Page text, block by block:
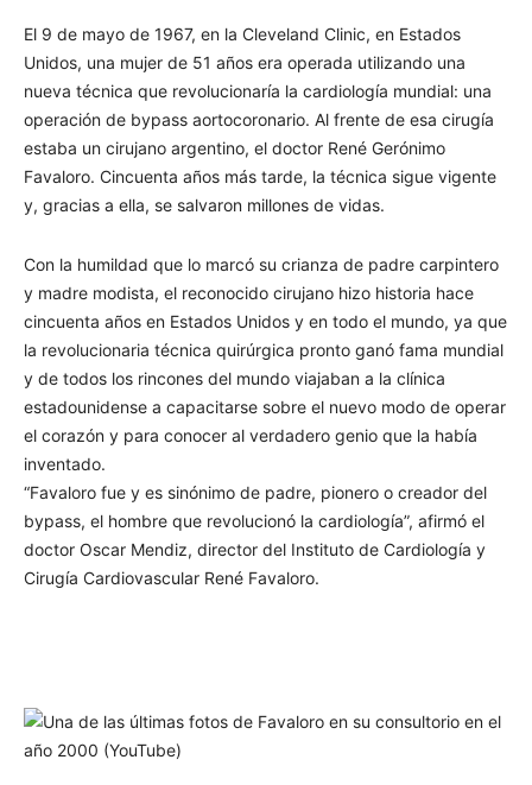
El 9 de mayo de 1967, en la Cleveland Clinic, en Estados
Unidos, una mujer de 51 años era operada utilizando una
nueva técnica que revolucionaría la cardiología mundial: una
operación de bypass aortocoronario. Al frente de esa cirugía
estaba un cirujano argentino, el doctor René Gerónimo
Favaloro. Cincuenta años más tarde, la técnica sigue vigente
y, gracias a ella, se salvaron millones de vidas.
Con la humildad que lo marcó su crianza de padre carpintero
y madre modista, el reconocido cirujano hizo historia hace
cincuenta años en Estados Unidos y en todo el mundo, ya que
la revolucionaria técnica quirúrgica pronto ganó fama mundial
y de todos los rincones del mundo viajaban a la clínica
estadounidense a capacitarse sobre el nuevo modo de operar
el corazón y para conocer al verdadero genio que la había
inventado.
“Favaloro fue y es sinónimo de padre, pionero o creador del
bypass, el hombre que revolucionó la cardiología”, afirmó el
doctor Oscar Mendiz, director del Instituto de Cardiología y
Cirugía Cardiovascular René Favaloro.